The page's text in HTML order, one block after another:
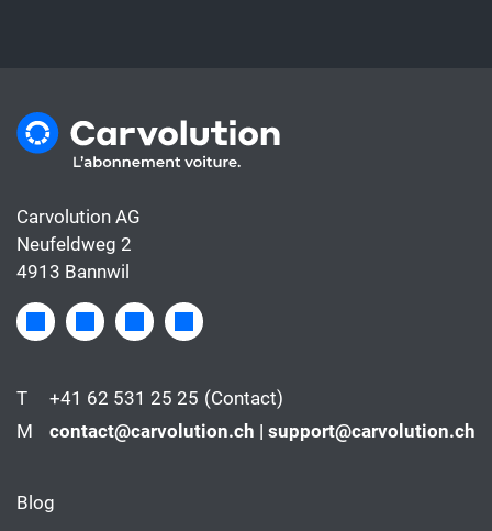
Carvolution AG
Neufeldweg 2
4913 Bannwil
T +41 62 531 25 25 (Contact)
M
contact@carvolution.ch | support@carvolution.ch
Blog